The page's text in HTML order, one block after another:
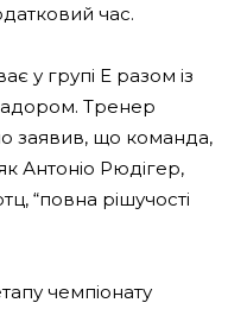
час.
у групі E разом із
Тренер
заявив, що команда,
Антоніо Рюдігер,
“повна рішучості
чемпіонату